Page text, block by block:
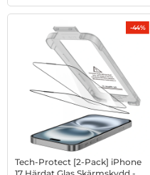
-44%
Tech-Protect [2-Pack] iPhone